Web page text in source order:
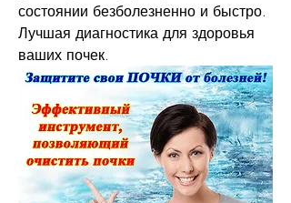
состоянии безболезненно и быстро.
Лучшая диагностика для здоровья
ваших почек.